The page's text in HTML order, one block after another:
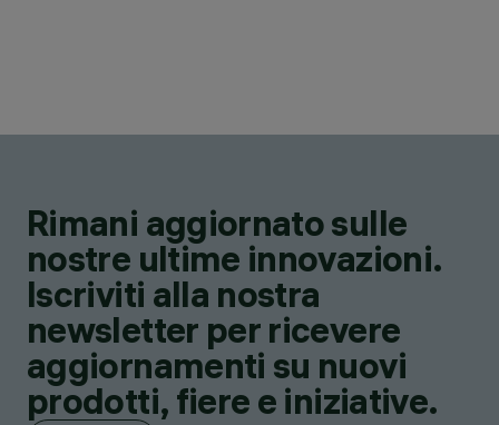
Rimani aggiornato sulle
nostre ultime innovazioni.
Iscriviti alla nostra
newsletter per ricevere
aggiornamenti su nuovi
prodotti, fiere e iniziative.